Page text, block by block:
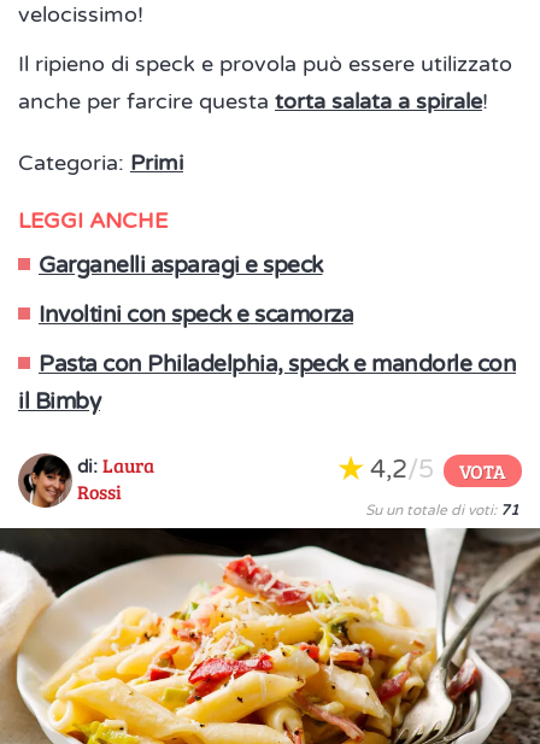
velocissimo!
Il ripieno di speck e provola può essere utilizzato
anche per farcire questa torta salata a spirale!
Categoria: Primi
LEGGI ANCHE
Garganelli asparagi e speck
Involtini con speck e scamorza
Pasta con Philadelphia, speck e mandorle con
il Bimby
di: Laura
Rossi
4,2/5 VOTA
Su un totale di voti: 71